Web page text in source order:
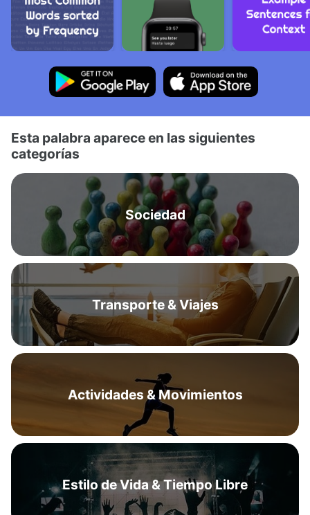
Esta palabra aparece en las siguientes
categorías
Sociedad
Transporte & Viajes
Actividades & Movimientos
Estilo de Vida & Tiempo Libre